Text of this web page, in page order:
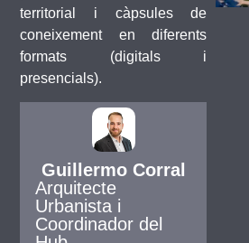
territorial i càpsules de
coneixement en diferents
formats (digitals i
presencials).
Guillermo Corral
Arquitecte
Urbanista i
Coordinador del